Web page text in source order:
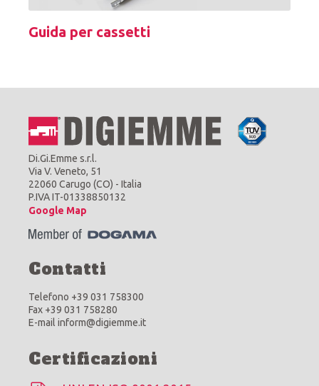
Guida per cassetti
Di.Gi.Emme s.r.l.
Via V. Veneto, 51
22060 Carugo (CO) - Italia
P.IVA IT-01338850132
Google Map
Contatti
Telefono +39 031 758300
Fax +39 031 758280
E-mail inform@digiemme.it
Certificazioni